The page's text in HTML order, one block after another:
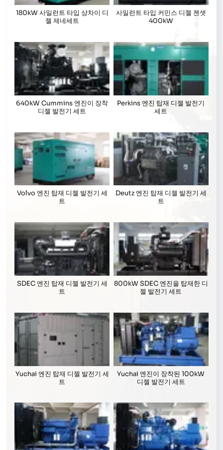
180kW 사일런트 타입 샹차이 디
젤 제네세트
사일런트 타입 커민스 디젤 젠셋
400kW
640kW Cummins 엔진이 장착
디젤 발전기 세트
Perkins 엔진 탑재 디젤 발전기
세트
Volvo 엔진 탑재 디젤 발전기 세
트
Deutz 엔진 탑재 디젤 발전기 세
트
SDEC 엔진 탑재 디젤 발전기 세
트
800kW SDEC 엔진을 탑재한 디
젤 발전기 세트
Yuchai 엔진 탑재 디젤 발전기 세
트
Yuchai 엔진이 장착된 100kW
디젤 발전기 세트